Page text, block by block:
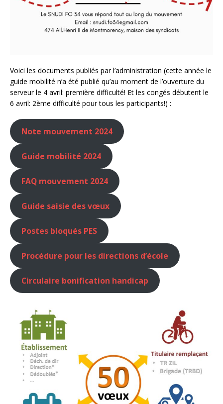
Voici les documents publiés par l’administration (cette année le
guide mobilité n’a été publié qu’au moment de l’ouverture du
serveur le 4 avril: première difficulté! Et les congés débutent le
6 avril: 2ème difficulté pour tous les participants!) :
Note mouvement 2024
Guide mobilité 2024
FAQ mouvement 2024
Guide saisie des vœux
Postes bloqués PES
Procédure pour les directions d’école
Circulaire bonification handicap